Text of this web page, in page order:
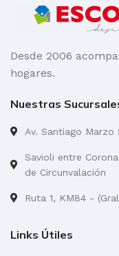
Desde 2006
hogares.
Nuestras
Av. Santiago Marzo
Savioli entre
de Circunvalación
Ruta 1, KM84 -
Links Útiles